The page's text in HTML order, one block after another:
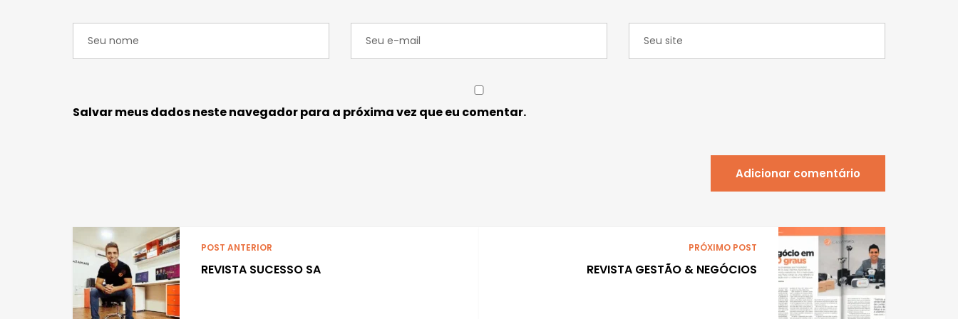
Salvar meus dados neste navegador para a próxima vez que eu comentar.
Adicionar comentário
POST ANTERIOR
REVISTA SUCESSO SA
PRÓXIMO POST
REVISTA GESTÃO & NEGÓCIOS